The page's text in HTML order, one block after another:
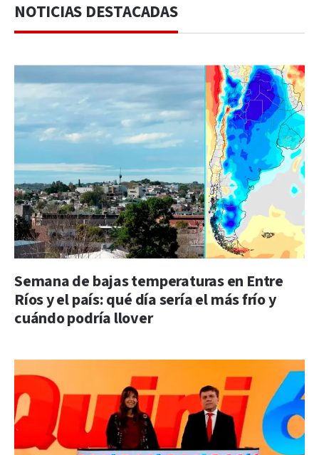
NOTICIAS DESTACADAS
Semana de bajas temperaturas en Entre
Ríos y el país: qué día sería el más frío y
cuándo podría llover